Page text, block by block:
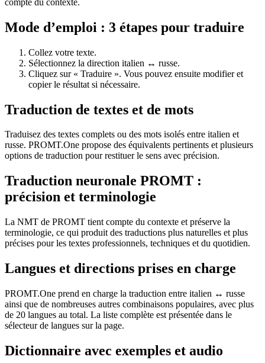
Mode d’emploi : 3 étapes pour traduire
Collez votre texte.
Sélectionnez la direction italien ↔ russe.
Cliquez sur « Traduire ». Vous pouvez ensuite modifier et
copier le résultat si nécessaire.
Traduction de textes et de mots
Traduisez des textes complets ou des mots isolés entre italien et
russe. PROMT.One propose des équivalents pertinents et plusieurs
options de traduction pour restituer le sens avec précision.
Traduction neuronale PROMT :
précision et terminologie
La NMT de PROMT tient compte du contexte et préserve la
terminologie, ce qui produit des traductions plus naturelles et plus
précises pour les textes professionnels, techniques et du quotidien.
Langues et directions prises en charge
PROMT.One prend en charge la traduction entre italien ↔ russe
ainsi que de nombreuses autres combinaisons populaires, avec plus
de 20 langues au total. La liste complète est présentée dans le
sélecteur de langues sur la page.
Dictionnaire avec exemples et audio